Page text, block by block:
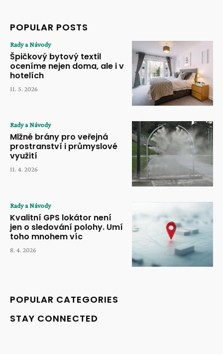
POPULAR POSTS
Rady a Návody
Špičkový bytový textil
oceníme nejen doma, ale i v
hotelích
11. 5. 2026
Rady a Návody
Mlžné brány pro veřejná
prostranství i průmyslové
využití
11. 4. 2026
Rady a Návody
Kvalitní GPS lokátor není
jen o sledování polohy. Umí
toho mnohem víc
8. 4. 2026
POPULAR CATEGORIES
STAY CONNECTED